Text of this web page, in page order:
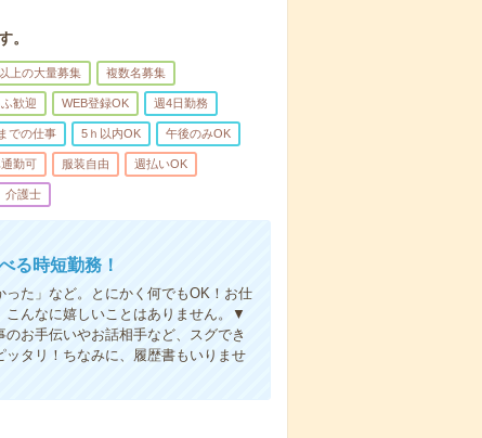
。
上の大量募集 複数名募集
歓迎 WEB登録OK 週4日勤務
での仕事 5ｈ以内OK 午後のみOK
勤可 服装自由 週払いOK
介護士
る時短勤務！
た」など。とにかく何でもOK！お仕
こんなに嬉しいことはありません。▼
お手伝いやお話相手など、スグでき
タリ！ちなみに、履歴書もいりませ